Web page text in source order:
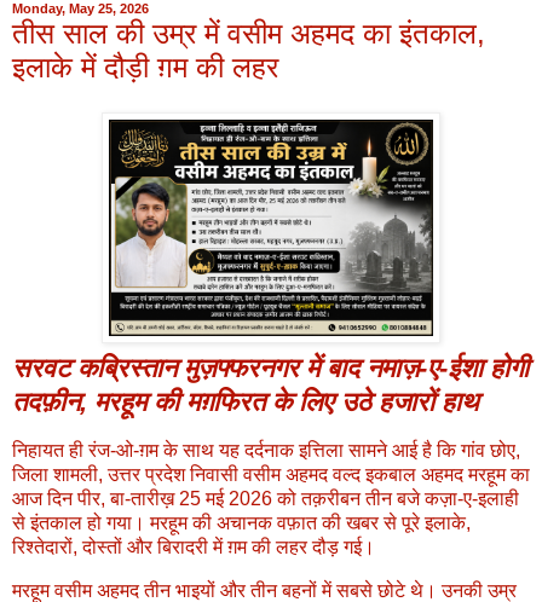
Monday, May 25, 2026
तीस साल की उम्र में वसीम अहमद का इंतकाल,
इलाके में दौड़ी ग़म की लहर
सरवट कब्रिस्तान मुज़फ्फरनगर में बाद नमाज़-ए-ईशा होगी
तदफ़ीन, मरहूम की मग़फिरत के लिए उठे हजारों हाथ
निहायत ही रंज-ओ-ग़म के साथ यह दर्दनाक इत्तिला सामने आई है कि गांव छोए,
जिला शामली, उत्तर प्रदेश निवासी वसीम अहमद वल्द इकबाल अहमद मरहूम का
आज दिन पीर, बा-तारीख़ 25 मई 2026 को तक़रीबन तीन बजे कज़ा-ए-इलाही
से इंतकाल हो गया। मरहूम की अचानक वफ़ात की खबर से पूरे इलाके,
रिश्तेदारों, दोस्तों और बिरादरी में ग़म की लहर दौड़ गई।
मरहूम वसीम अहमद तीन भाइयों और तीन बहनों में सबसे छोटे थे। उनकी उम्र